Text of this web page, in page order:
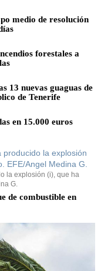
medio de resolución
forestales a
13 nuevas guaguas de
de Tenerife
en 15.000 euros
la explosión (i), que ha
G.
de combustible en